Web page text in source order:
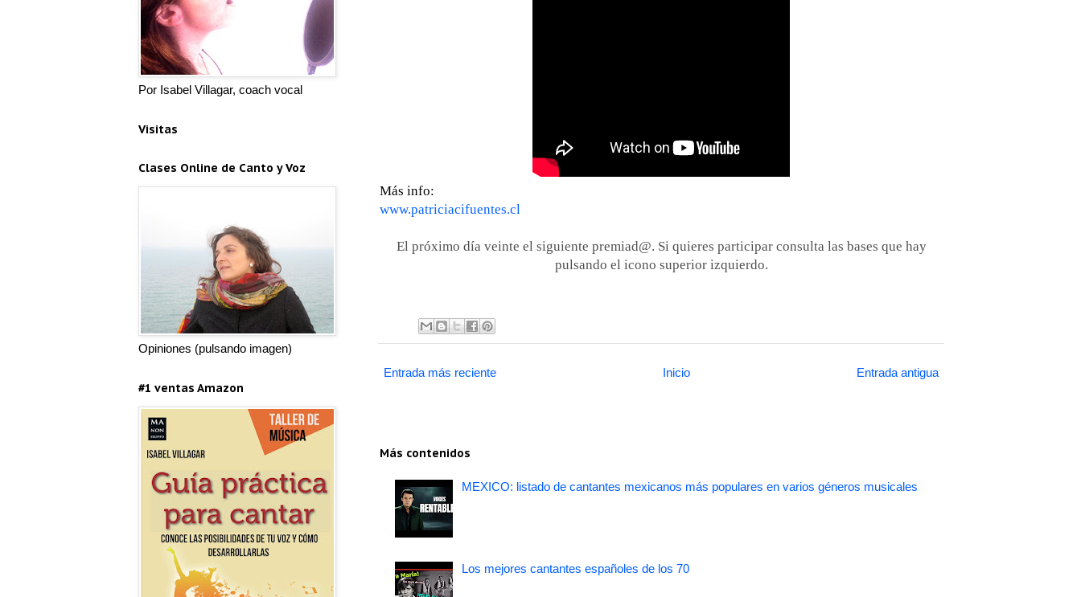
Más info:
www.patriciacifuentes.cl
El próximo día veinte el siguiente premiad@. Si quieres participar consulta las bases que hay
pulsando el icono superior izquierdo.
Entrada más reciente Entrada antigua
Inicio
Más contenidos
MEXICO: listado de cantantes mexicanos más populares en varios géneros musicales
Los mejores cantantes españoles de los 70
Por Isabel Villagar, coach vocal
Visitas
Clases Online de Canto y Voz
Opiniones (pulsando imagen)
#1 ventas Amazon